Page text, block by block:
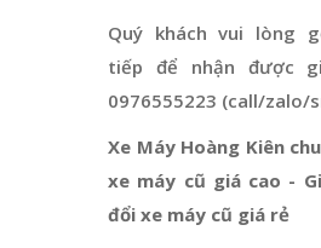
Quý khách vui lòng
tiếp để nhận được
0976555223 (call/zalo/
Xe Máy Hoàng Kiên
xe máy cũ giá cao -
đổi xe máy cũ giá rẻ